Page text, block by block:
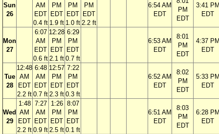
Sun
26
AM
EDT
0.4 ft
PM
EDT
1.9 ft
PM
EDT
1.0 ft
PM
EDT
2.2 ft
6:54 AM
EDT
PM
EDT
3:41
EDT
Mon
27
6:07
AM
EDT
0.6 ft
12:28
PM
EDT
2.1 ft
6:29
PM
EDT
0.7 ft
6:53 AM
EDT
8:01
PM
EDT
4:37
EDT
Tue
28
12:48
AM
EDT
2.2 ft
6:48
AM
EDT
0.7 ft
12:57
PM
EDT
2.3 ft
7:22
PM
EDT
0.3 ft
6:52 AM
EDT
8:02
PM
EDT
5:33
EDT
Wed
29
1:48
AM
EDT
2.2 ft
7:27
AM
EDT
0.9 ft
1:26
PM
EDT
2.5 ft
8:07
PM
EDT
0.1 ft
6:51 AM
EDT
8:03
PM
EDT
6:28
EDT